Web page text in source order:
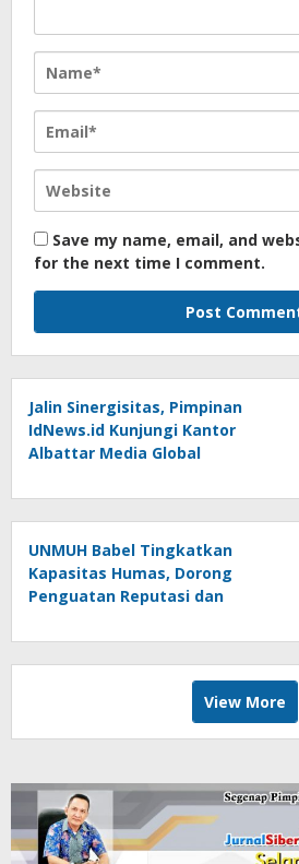
Save my name, email, and
for the next time I comment.
Jalin Sinergisitas, Pimpinan
IdNews.id Kunjungi Kantor
Albattar Media Global
UNMUH Babel Tingkatkan
Kapasitas Humas, Dorong
Penguatan Reputasi dan
View More